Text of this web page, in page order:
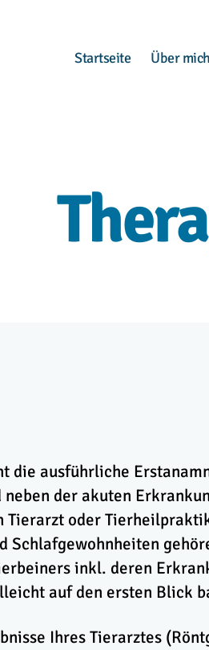
Startseite Über mich
die ausführliche
der akuten
oder
Schlafgewohnheiten
inkl. deren
auf den ersten Blick
Ihres Tierarztes